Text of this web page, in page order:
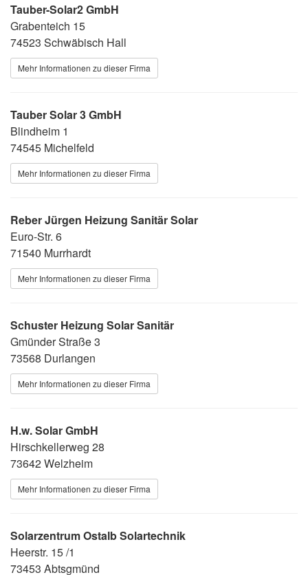
Tauber-Solar2 GmbH
Grabenteich 15
74523 Schwäbisch Hall
Mehr Informationen zu dieser Firma
Tauber Solar 3 GmbH
Blindheim 1
74545 Michelfeld
Mehr Informationen zu dieser Firma
Reber Jürgen Heizung Sanitär Solar
Euro-Str. 6
71540 Murrhardt
Mehr Informationen zu dieser Firma
Schuster Heizung Solar Sanitär
Gmünder Straße 3
73568 Durlangen
Mehr Informationen zu dieser Firma
H.w. Solar GmbH
Hirschkellerweg 28
73642 Welzheim
Mehr Informationen zu dieser Firma
Solarzentrum Ostalb Solartechnik
Heerstr. 15 /1
73453 Abtsgmünd